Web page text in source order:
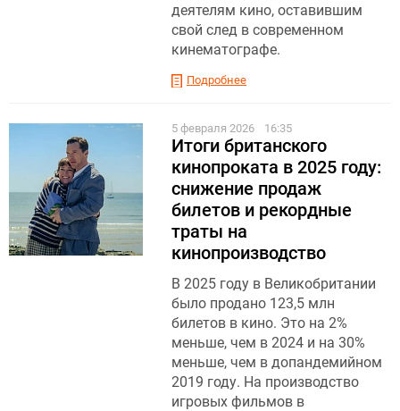
деятелям кино, оставившим
свой след в современном
кинематографе.
Подробнее
5 февраля 2026 16:35
Итоги британского
кинопроката в 2025 году:
снижение продаж
билетов и рекордные
траты на
кинопроизводство
В 2025 году в Великобритании
было продано 123,5 млн
билетов в кино. Это на 2%
меньше, чем в 2024 и на 30%
меньше, чем в допандемийном
2019 году. На производство
игровых фильмов в